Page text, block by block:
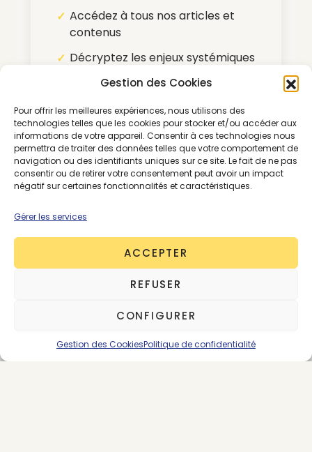
Gestion des Cookies
Pour offrir les meilleures expériences, nous utilisons des
technologies telles que les cookies pour stocker et/ou accéder aux
informations de votre appareil. Consentir à ces technologies nous
permettra de traiter des données telles que votre comportement de
navigation ou des identifiants uniques sur ce site. Le fait de ne pas
consentir ou de retirer votre consentement peut avoir un impact
négatif sur certaines fonctionnalités et caractéristiques.
Gérer les services
ACCEPTER
REFUSER
CONFIGURER
Gestion des CookiesPolitique de confidentialité
Accédez à tous nos articles et
contenus
Décryptez les enjeux systémiques
et découvrez les solutions clés
pour le secteur
Tarifs préférentiels sur nos
partenariats média
Pour nous contacter :
morning@thegoodgoods.fr
reconduction
SE CONNECTER ABONNEMENTS